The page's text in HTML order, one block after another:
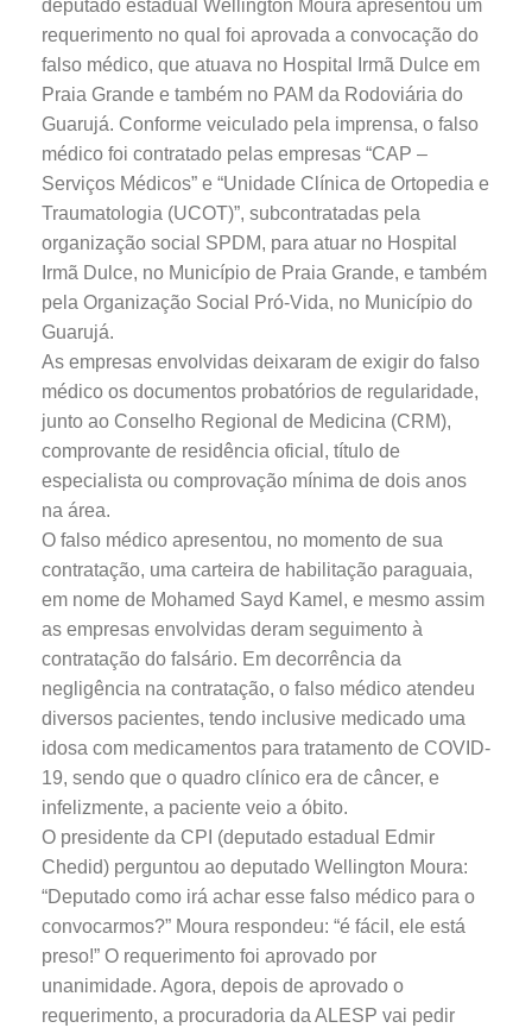
deputado estadual Wellington Moura apresentou um
requerimento no qual foi aprovada a convocação do
falso médico, que atuava no Hospital Irmã Dulce em
Praia Grande e também no PAM da Rodoviária do
Guarujá. Conforme veiculado pela imprensa, o falso
médico foi contratado pelas empresas “CAP –
Serviços Médicos” e “Unidade Clínica de Ortopedia e
Traumatologia (UCOT)”, subcontratadas pela
organização social SPDM, para atuar no Hospital
Irmã Dulce, no Município de Praia Grande, e também
pela Organização Social Pró-Vida, no Município do
Guarujá.
As empresas envolvidas deixaram de exigir do falso
médico os documentos probatórios de regularidade,
junto ao Conselho Regional de Medicina (CRM),
comprovante de residência oficial, título de
especialista ou comprovação mínima de dois anos
na área.
O falso médico apresentou, no momento de sua
contratação, uma carteira de habilitação paraguaia,
em nome de Mohamed Sayd Kamel, e mesmo assim
as empresas envolvidas deram seguimento à
contratação do falsário. Em decorrência da
negligência na contratação, o falso médico atendeu
diversos pacientes, tendo inclusive medicado uma
idosa com medicamentos para tratamento de COVID-
19, sendo que o quadro clínico era de câncer, e
infelizmente, a paciente veio a óbito.
O presidente da CPI (deputado estadual Edmir
Chedid) perguntou ao deputado Wellington Moura:
“Deputado como irá achar esse falso médico para o
convocarmos?” Moura respondeu: “é fácil, ele está
preso!” O requerimento foi aprovado por
unanimidade. Agora, depois de aprovado o
requerimento, a procuradoria da ALESP vai pedir